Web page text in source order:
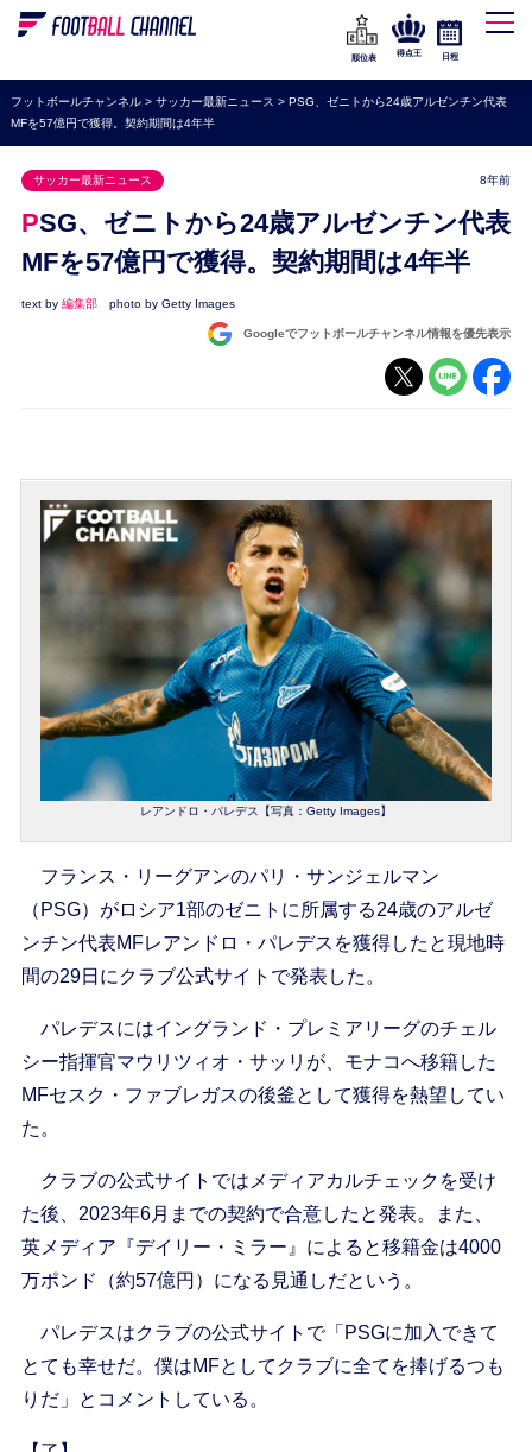
WEリーグ
海外サッカー
プレミアリーグ
ラ・リーガ
セリエA
ブンデスリーガ
UEFA
ナショナルチーム
順位表
得点王 日程
フットボールチャンネル> サッカー最新ニュース > PSG、ゼニトから24歳アルゼンチン代表
MFを57億円で獲得。契約期間は4年半
サッカー最新ニュース 8年前
PSG、ゼニトから24歳アルゼンチン代表
MFを57億円で獲得。契約期間は4年半
text by 編集部 photo by Getty Images
Googleでフットボールチャンネル情報を優先表示
レアンドロ・パレデス【写真：Getty Images】
フランス・リーグアンのパリ・サンジェルマン
（PSG）がロシア1部のゼニトに所属する24歳のアルゼ
ンチン代表MFレアンドロ・パレデスを獲得したと現地時
間の29日にクラブ公式サイトで発表した。
パレデスにはイングランド・プレミアリーグのチェル
シー指揮官マウリツィオ・サッリが、モナコへ移籍した
MFセスク・ファブレガスの後釜として獲得を熱望してい
た。
クラブの公式サイトではメディアカルチェックを受け
た後、2023年6月までの契約で合意したと発表。また、
英メディア『デイリー・ミラー』によると移籍金は4000
万ポンド（約57億円）になる見通しだという。
パレデスはクラブの公式サイトで「PSGに加入できて
とても幸せだ。僕はMFとしてクラブに全てを捧げるつも
りだ」とコメントしている。